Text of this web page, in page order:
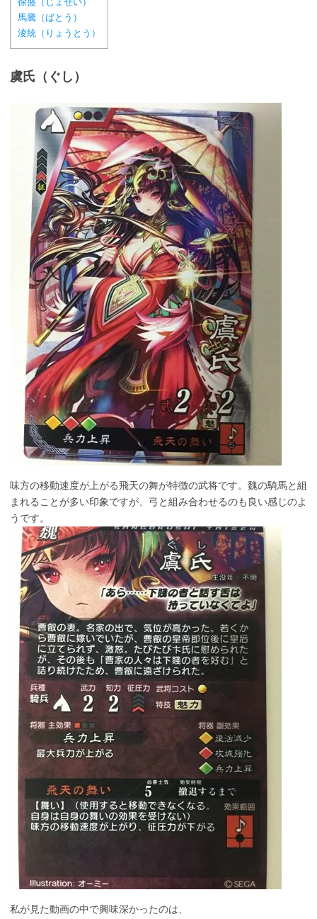
馬騰（ばとう）
淩統（りょうとう）
虞氏（ぐし）
味方の移動速度が上がる飛天の舞が特徴の武将です。魏の騎馬と組
まれることが多い印象ですが、弓と組み合わせるのも良い感じのよ
うです。
私が見た動画の中で興味深かったのは、